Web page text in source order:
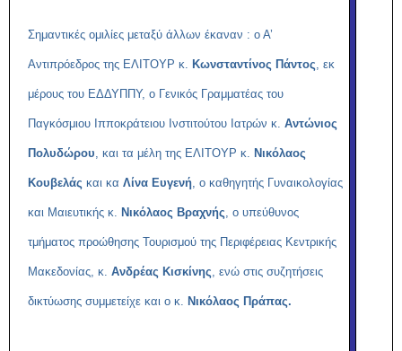
Σημαντικές ομιλίες μεταξύ άλλων έκαναν : ο Α’
Αντιπρόεδρος της ΕΛΙΤΟΥΡ κ. Κωνσταντίνος Πάντος, εκ
μέρους του ΕΔΔΥΠΠΥ, ο Γενικός Γραμματέας του
Παγκόσμιου Ιπποκράτειου Ινστιτούτου Ιατρών κ. Αντώνιος
Πολυδώρου, και τα μέλη της ΕΛΙΤΟΥΡ κ. Νικόλαος
Κουβελάς και κα Λίνα Ευγενή, ο καθηγητής Γυναικολογίας
και Μαιευτικής κ. Νικόλαος Βραχνής, ο υπεύθυνος
τμήματος προώθησης Τουρισμού της Περιφέρειας Κεντρικής
Μακεδονίας, κ. Ανδρέας Κισκίνης, ενώ στις συζητήσεις
δικτύωσης συμμετείχε και ο κ. Νικόλαος Πράπας.